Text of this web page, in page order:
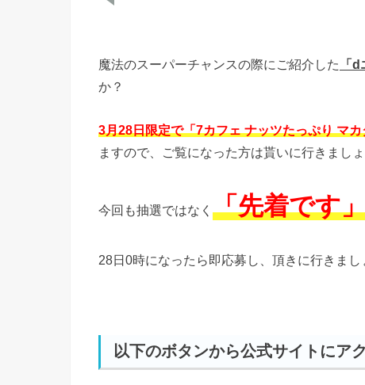
魔法のスーパーチャンスの際にご紹介した 「
か？
3月28日限定で「7カフェ ナッツたっぷり マ
ますので、ご覧になった方は貰いに行きましょ
今回も抽選ではなく 「先着です
28日0時になったら即応募し、頂きに行きまし
以下のボタンから公式サイトにア